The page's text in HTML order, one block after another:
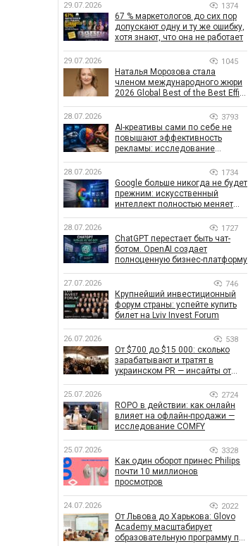
29.07.2026 1374
67 % маркетологов до сих пор
допускают одну и ту же ошибку,
хотя знают, что она не работает
29.07.2026 1045
Наталья Морозова стала
членом международного жюри
2026 Global Best of the Best Effie
28.07.2026 3793
AI-креативы сами по себе не
повышают эффективность
рекламы: исследование
влияет на эффективность
кампаний
28.07.2026 1734
Google больше никогда не будет
прежним: искусственный
интеллект полностью меняет
28.07.2026 1727
ChatGPT перестает быть чат-
ботом. OpenAI создает
полноценную бизнес-платформу
27.07.2026 746
Крупнейший инвестиционный
форум страны: успейте купить
билет на Lviv Invest Forum
26.07.2026 538
От $700 до $15 000: сколько
зарабатывают и тратят в
украинском PR — инсайты от
25.07.2026 2724
ROPO в действии: как онлайн
влияет на офлайн-продажи —
исследование COMFY
25.07.2026 3328
Как один оборот принес Philips
почти 10 миллионов
просмотров
24.07.2026 2022
От Львова до Харькова: Glovo
Academy масштабирует
образовательную программу по